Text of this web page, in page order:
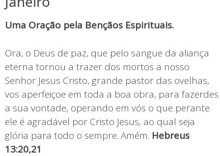
Uma Oração pela Bençãos Espirituais.
Ora, o Deus de paz, que pelo sangue da aliança
eterna tornou a trazer dos mortos a nosso
Senhor Jesus Cristo, grande pastor das ovelhas,
vos aperfeiçoe em toda a boa obra, para fazerdes
a sua vontade, operando em vós o que perante
ele é agradável por Cristo Jesus, ao qual seja
glória para todo o sempre. Amém. Hebreus
13:20,21